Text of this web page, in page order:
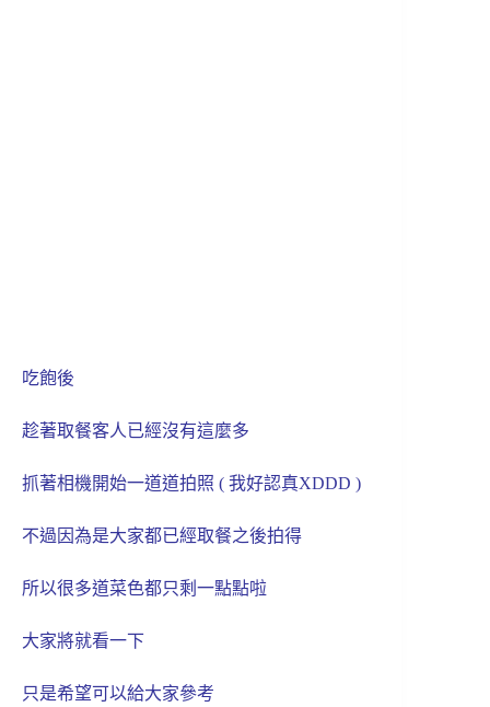
吃飽後
趁著取餐客人已經沒有這麼多
抓著相機開始一道道拍照 ( 我好認真XDDD )
不過因為是大家都已經取餐之後拍得
所以很多道菜色都只剩一點點啦
大家將就看一下
只是希望可以給大家參考